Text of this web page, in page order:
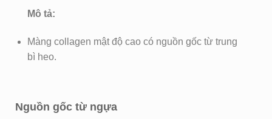
Mô tả:
Màng collagen mật độ cao có nguồn gốc từ trung
bì heo.
Nguồn gốc từ ngựa